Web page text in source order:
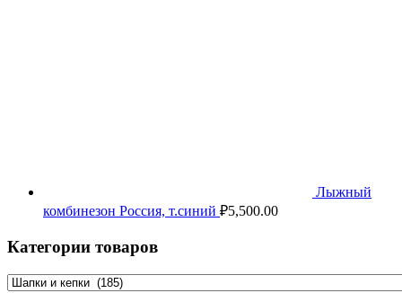
Лыжный
комбинезон Россия, т.синий ₽5,500.00
Категории товаров